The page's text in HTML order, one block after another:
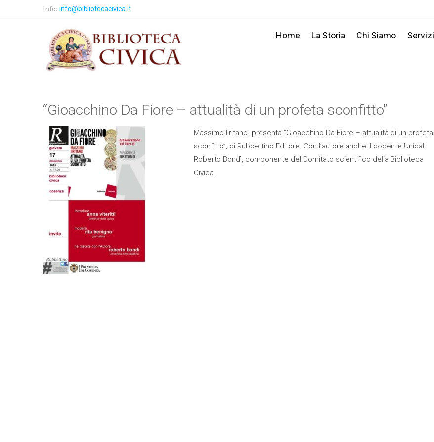
Info: info@bibliotecacivica.it
Home La Storia Chi Siamo Servizi
“Gioacchino Da Fiore – attualità di un profeta sconfitto”
Massimo Iiritano presenta “Gioacchino Da Fiore – attualità di un profeta
sconfitto”, di Rubbettino Editore. Con l’autore anche il docente Unical
Roberto Bondì, componente del Comitato scientifico della Biblioteca
Civica.